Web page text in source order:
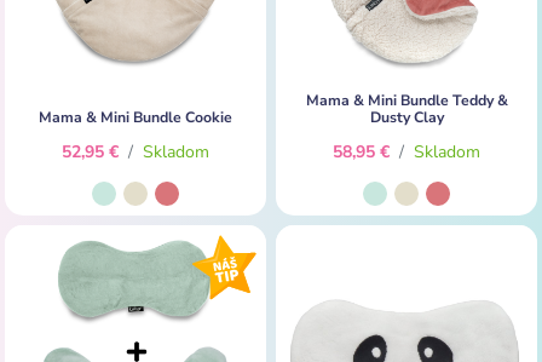
Mama & Mini Bundle Cookie
52,95 € / Skladom
Mama & Mini Bundle Teddy &
Dusty Clay
58,95 € / Skladom